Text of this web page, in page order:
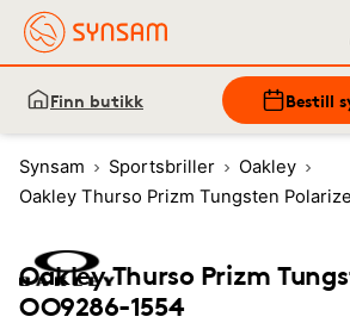
Finn butikk Bestill
Synsam Sportsbriller
Oakley
Oakley Thurso Prizm Tungsten
Oakley Thurso Prizm
OO9286-1554